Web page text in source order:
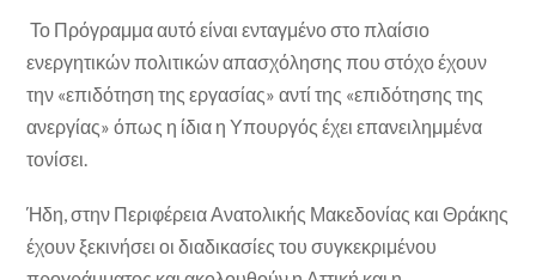
Το Πρόγραμμα αυτό είναι ενταγμένο στο πλαίσιο
ενεργητικών πολιτικών απασχόλησης που στόχο έχουν
την «επιδότηση της εργασίας» αντί της «επιδότησης της
ανεργίας» όπως η ίδια η Υπουργός έχει επανειλημμένα
τονίσει.
Ήδη, στην Περιφέρεια Ανατολικής Μακεδονίας και Θράκης
έχουν ξεκινήσει οι διαδικασίες του συγκεκριμένου